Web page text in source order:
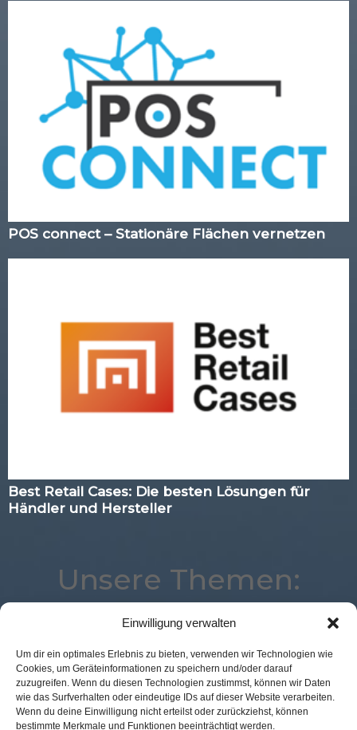
Einwilligung verwalten
Um dir ein optimales Erlebnis zu bieten, verwenden wir Technologien wie
Cookies, um Geräteinformationen zu speichern und/oder darauf
zuzugreifen. Wenn du diesen Technologien zustimmst, können wir Daten
wie das Surfverhalten oder eindeutige IDs auf dieser Website verarbeiten.
Wenn du deine Einwilligung nicht erteilst oder zurückziehst, können
bestimmte Merkmale und Funktionen beeinträchtigt werden.
POS connect – Stationäre Flächen vernetzen
Best Retail Cases: Die besten Lösungen für
Händler und Hersteller
Unsere Themen:
Corona Logistik Expertenwissen
Advertising
Marketing
Commerce Mobile
Payment
POS Connect
Studie Best Retail Cases
Voice
eCommerce
Digital Analytics Kassenlose Läden